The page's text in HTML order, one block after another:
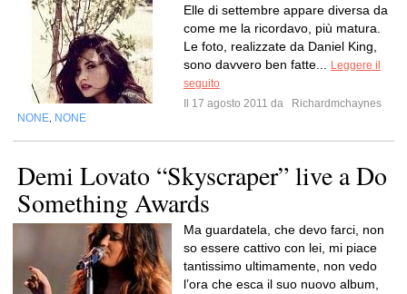
Elle di settembre appare diversa da
come me la ricordavo, più matura.
Le foto, realizzate da Daniel King,
sono davvero ben fatte...
Leggere il
seguito
Il 17 agosto 2011 da
Richardmchaynes
NONE NONE
Demi Lovato “Skyscraper” live a Do
Something Awards
Ma guardatela, che devo farci, non
so essere cattivo con lei, mi piace
tantissimo ultimamente, non vedo
l’ora che esca il suo nuovo album,